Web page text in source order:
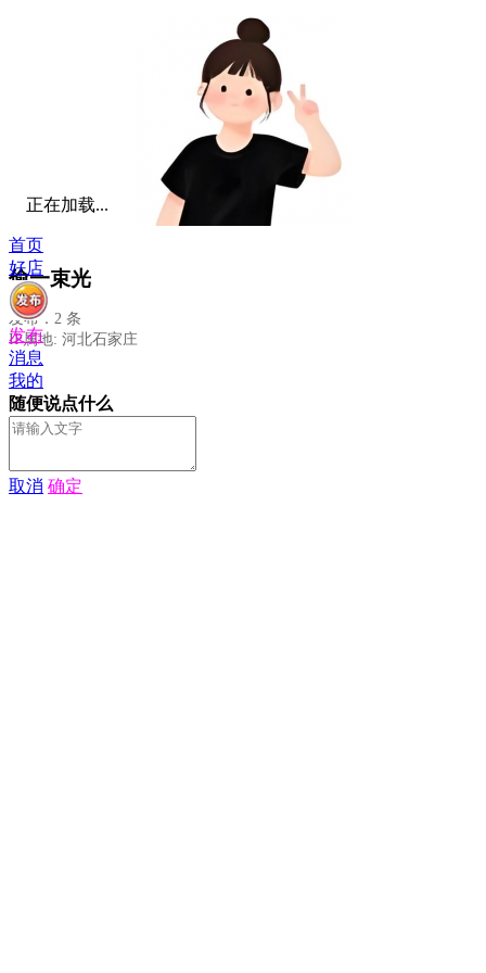
偷一束光
发布：2 条
IP属地: 河北石家庄
正在加载...
首页
好店
发布
消息
我的
随便说点什么
取消 确定